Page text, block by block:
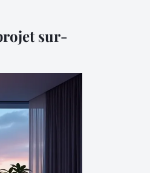
sur-